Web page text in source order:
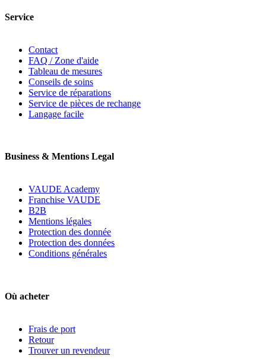
Service
Contact
FAQ / Zone d'aide
Tableau de mesures
Conseils de soins
Service de réparations
Service de pièces de rechange
Langage facile
Business & Mentions Legal
VAUDE Academy
Franchise VAUDE
B2B
Mentions légales
Protection des donnée
Protection des données
Conditions générales
Où acheter
Frais de port
Retour
Trouver un revendeur